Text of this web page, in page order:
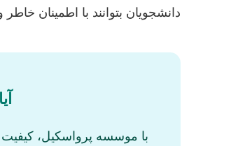
دانشجویان بتوانند با اطمینان
با موسسه پرواسکیل، کیفیت